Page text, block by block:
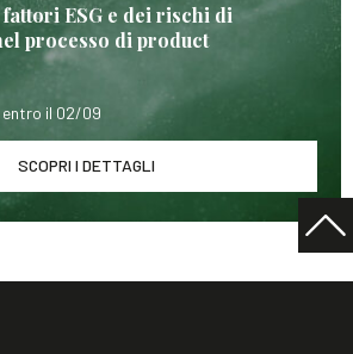
ESG e dei rischi di
processo di product
entro il 02/09
SCOPRI I DETTAGLI